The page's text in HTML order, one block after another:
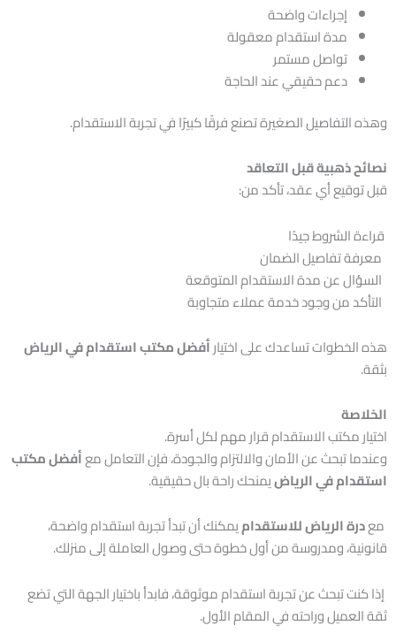
إجراءات واضحة
مدة استقدام معقولة
تواصل مستمر
دعم حقيقي عند الحاجة
وهذه التفاصيل الصغيرة تصنع فرقًا كبيرًا في تجربة الاستقدام.
نصائح ذهبية قبل التعاقد
قبل توقيع أي عقد، تأكد من:
قراءة الشروط جيدًا
معرفة تفاصيل الضمان
السؤال عن مدة الاستقدام المتوقعة
التأكد من وجود خدمة عملاء متجاوبة
هذه الخطوات تساعدك على اختيارأفضل مكتب استقدام في الرياض
بثقة.
الخلاصة
اختيار مكتب الاستقدام قرار مهم لكل أسرة.
وعندما تبحث عن الأمان والالتزام والجودة، فإن التعامل معأفضل مكتب
استقدام في الرياضيمنحك راحة بال حقيقية.
معدرة الرياض للاستقداميمكنك أن تبدأ تجربة استقدام واضحة،
قانونية، ومدروسة من أول خطوة حتى وصول العاملة إلى منزلك.
إذا كنت تبحث عن تجربة استقدام موثوقة، فابدأ باختيار الجهة التي تضع
ثقة العميل وراحته في المقام الأول.